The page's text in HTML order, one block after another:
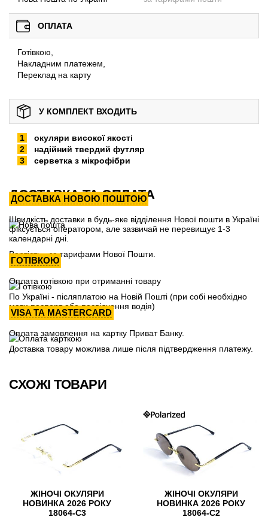
ОПЛАТА
Готівкою,
Накладним платежем,
Переклад на карту
У КОМПЛЕКТ ВХОДИТЬ
окуляри високої якості
надійний твердий футляр
серветка з мікрофібри
ДОСТАВКА ТА ОПЛАТА
ДОСТАВКА НОВОЮ ПОШТОЮ
Швидкість доставки в будь-яке відділення Нової пошти в Україні
фіксується оператором, але зазвичай не перевищує 1-3
календарні дні.
Вартість - за тарифами Нової Пошти.
ГОТІВКОЮ
Оплата готівкою при отриманні товару
По Україні - післяплатою на Новій Пошті (при собі необхідно
мати паспорт або посвідчення водія)
VISA ТА MASTERCARD
Оплата замовлення на картку Приват Банку.
Доставка товару можлива лише після підтвердження платежу.
СХОЖІ ТОВАРИ
ЖІНОЧІ ОКУЛЯРИ
НОВИНКА 2026 РОКУ
18064-C3
ЖІНОЧІ ОКУЛЯРИ
НОВИНКА 2026 РОКУ
18064-C2